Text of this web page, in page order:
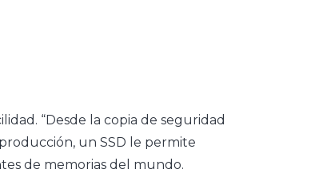
“Desde la copia de seguridad
un SSD le permite
de memorias del mundo.